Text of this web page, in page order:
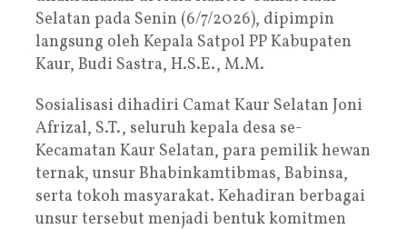
Selatan pada Senin (6/7/2026), dipimpin
langsung oleh Kepala Satpol PP Kabupaten
Kaur, Budi Sastra, H.S.E., M.M.
Sosialisasi dihadiri Camat Kaur Selatan Joni
Afrizal, S.T., seluruh kepala desa se-
Kecamatan Kaur Selatan, para pemilik hewan
ternak, unsur Bhabinkamtibmas, Babinsa,
serta tokoh masyarakat. Kehadiran berbagai
unsur tersebut menjadi bentuk komitmen